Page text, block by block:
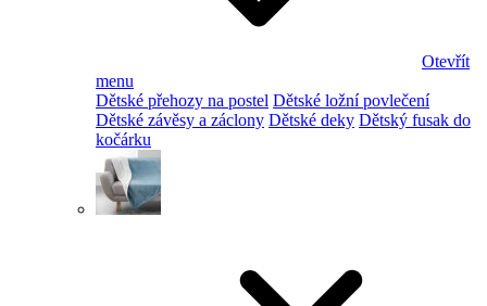
Otevřít
menu
Dětské přehozy na postel Dětské ložní povlečení
Dětské závěsy a záclony Dětské deky Dětský fusak do
kočárku